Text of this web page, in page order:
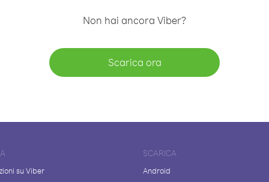
Non hai ancora Viber?
Scarica ora
su Viber
SCARICA
Android